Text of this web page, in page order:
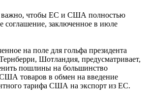
важно, чтобы ЕС и США полностью
соглашение, заключенное в июле
на поле для гольфа президента
Шотландия, предусматривает,
пошлины на большинство
товаров в обмен на введение
тарифа США на экспорт из ЕС.